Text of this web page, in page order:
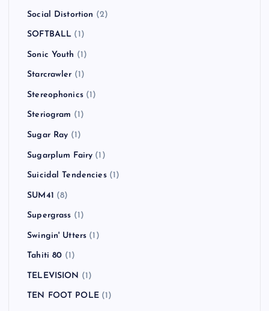
Social Distortion (2)
SOFTBALL (1)
Sonic Youth (1)
Starcrawler (1)
Stereophonics(1)
Steriogram (1)
Sugar Ray (1)
Sugarplum Fairy (1)
Suicidal Tendencies(1)
SUM41 (8)
Supergrass (1)
Swingin' Utters (1)
Tahiti 80 (1)
TELEVISION (1)
TEN FOOT POLE(1)